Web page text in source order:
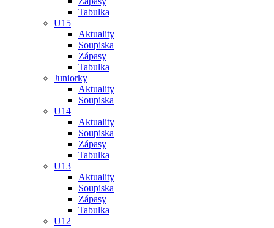
Tabulka
U15
Aktuality
Soupiska
Zápasy
Tabulka
Juniorky
Aktuality
Soupiska
U14
Aktuality
Soupiska
Zápasy
Tabulka
U13
Aktuality
Soupiska
Zápasy
Tabulka
U12